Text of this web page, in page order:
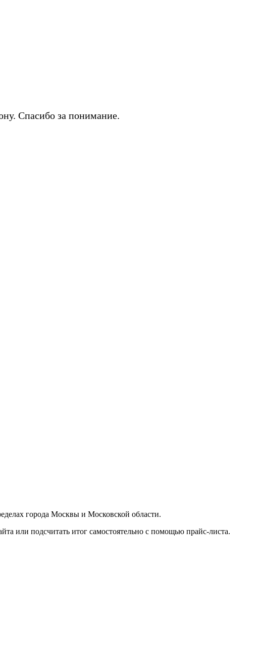
Спасибо за понимание.
города Москвы и Московской области.
или подсчитать итог самостоятельно с помощью прайс-листа.